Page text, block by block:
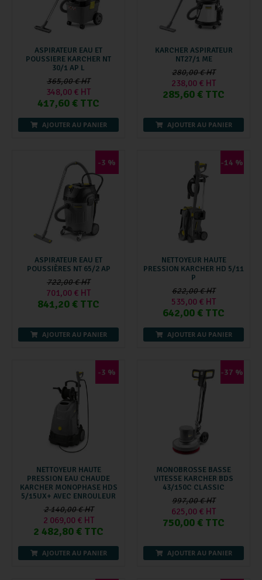
ASPIRATEUR EAU ET
POUSSIERE KARCHER NT
30/1 AP L
365,00 € HT
348,00 € HT
417,60 € TTC
AJOUTER AU PANIER
KARCHER ASPIRATEUR
NT27/1 ME
280,00 € HT
238,00 € HT
285,60 € TTC
AJOUTER AU PANIER
-3 %
ASPIRATEUR EAU ET
POUSSIÈRES NT 65/2 AP
722,00 € HT
701,00 € HT
841,20 € TTC
AJOUTER AU PANIER
-14 %
NETTOYEUR HAUTE
PRESSION KARCHER HD 5/11
P
622,00 € HT
535,00 € HT
642,00 € TTC
AJOUTER AU PANIER
-3 %
NETTOYEUR HAUTE
PRESSION EAU CHAUDE
KARCHER MONOPHASE HDS
5/15UX+ AVEC ENROULEUR
2 140,00 € HT
2 069,00 € HT
2 482,80 € TTC
AJOUTER AU PANIER
-37 %
MONOBROSSE BASSE
VITESSE KARCHER BDS
43/150C CLASSIC
997,00 € HT
625,00 € HT
750,00 € TTC
AJOUTER AU PANIER